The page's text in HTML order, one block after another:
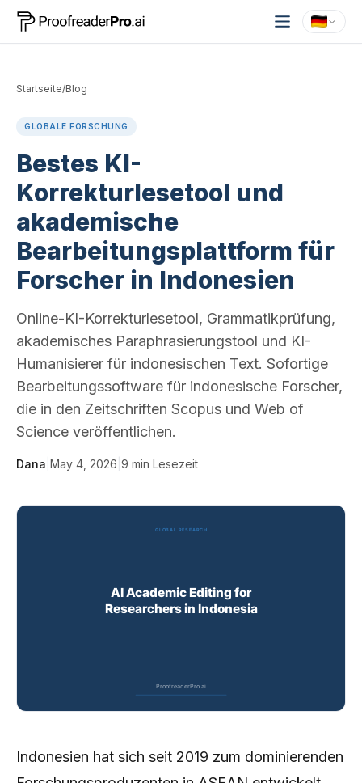
Startseite/Blog
GLOBALE FORSCHUNG
Bestes KI-
Korrekturlesetool und
akademische
Bearbeitungsplattform für
Forscher in Indonesien
Online-KI-Korrekturlesetool, Grammatikprüfung,
akademisches Paraphrasierungstool und KI-
Humanisierer für indonesischen Text. Sofortige
Bearbeitungssoftware für indonesische Forscher,
die in den Zeitschriften Scopus und Web of
Science veröffentlichen.
Dana May 4, 2026 9 min Lesezeit
Indonesien hat sich seit 2019 zum dominierenden